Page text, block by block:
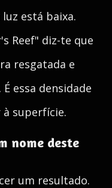
está baixa.
Reef" diz-te que
resgatada e
essa densidade
superfície.
nome deste
um resultado.